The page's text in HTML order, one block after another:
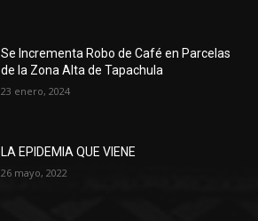
Se Incrementa Robo de Café en Parcelas
de la Zona Alta de Tapachula
23 enero, 2024
LA EPIDEMIA QUE VIENE
26 mayo, 2022